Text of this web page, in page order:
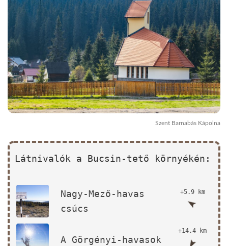
Szent Barnabás Kápolna
Látnivalók a Bucsin-tető környékén:
Nagy-Mező-havas
csúcs
+5.9 km
A Görgényi-havasok
+14.4 km